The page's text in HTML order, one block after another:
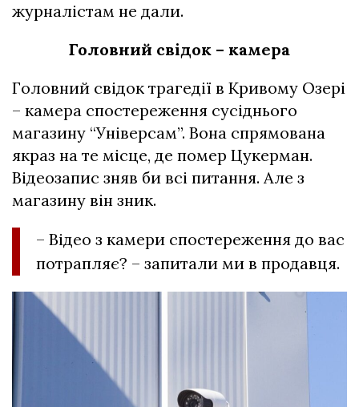
журналістам не дали.
Головний свідок – камера
Головний свідок трагедії в Кривому Озері
– камера спостереження сусіднього
магазину “Універсам”. Вона спрямована
якраз на те місце, де помер Цукерман.
Відеозапис зняв би всі питання. Але з
магазину він зник.
– Відео з камери спостереження до вас
потрапляє? – запитали ми в продавця.